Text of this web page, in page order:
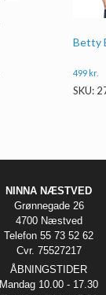
Betty
499kr.
SKU:
NINNA NÆSTVED
Grønnegade 26
4700 Næstved
Telefon 55 73 52 62
Cvr. 75527217
ÅBNINGSTIDER
Mandag 10.00 - 17.30